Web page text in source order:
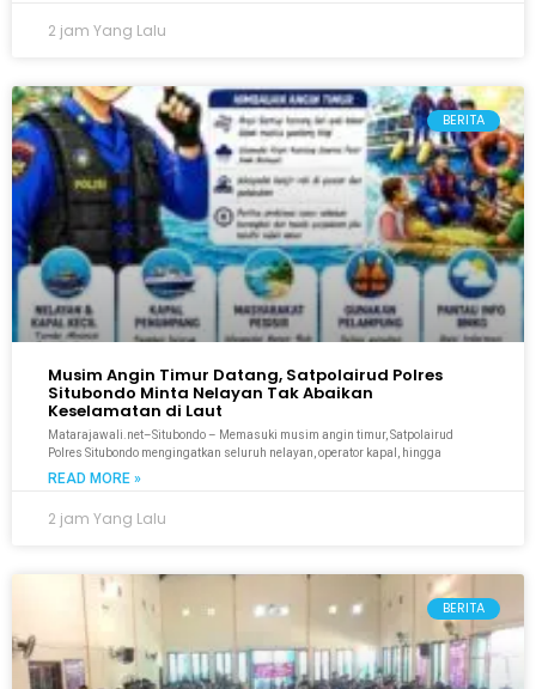
2 jam Yang Lalu
BERITA
Musim Angin Timur Datang, Satpolairud Polres
Situbondo Minta Nelayan Tak Abaikan
Keselamatan di Laut
Matarajawali.net–Situbondo – Memasuki musim angin timur, Satpolairud
Polres Situbondo mengingatkan seluruh nelayan, operator kapal, hingga
READ MORE »
2 jam Yang Lalu
BERITA